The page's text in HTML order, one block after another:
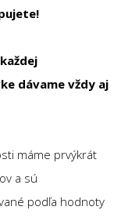
dávame vždy aj
máme prvýkrát
a sú
podľa hodnoty